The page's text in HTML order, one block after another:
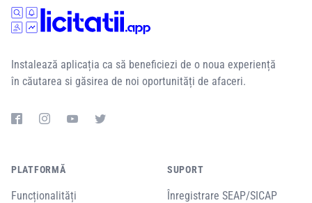
Instalează aplicația ca să beneficiezi de o noua experiență
în căutarea si găsirea de noi oportunități de afaceri.
PLATFORMĂ
Funcționalități
SUPORT
Înregistrare SEAP/SICAP